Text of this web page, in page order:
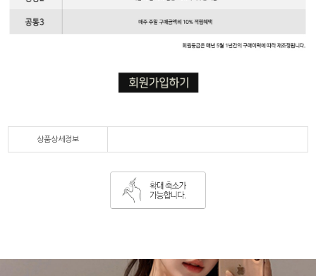
상품상세정보